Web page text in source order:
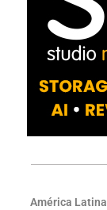
América Latina